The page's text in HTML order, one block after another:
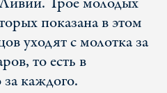
показана в этом
уходят с молотка за
то есть в
каждого.